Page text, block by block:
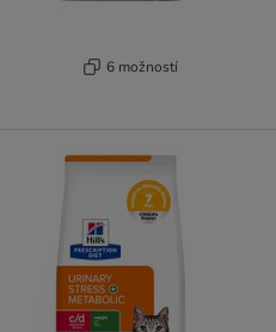
6 možností